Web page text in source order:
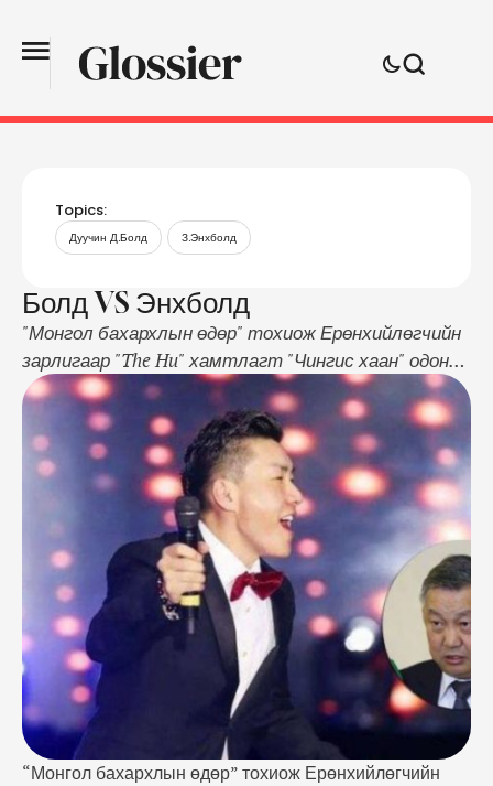
Topics:
Дуучин Д.Болд З.Энхболд
Болд VS Энхболд
"Монгол бахархлын өдөр" тохиож Ерөнхийлөгчийн
зарлигаар "The Hu" хамтлагт "Чингис хаан" одонг
гардуулсан билээ. Энэ баярт үйл явдалтай
холбогдуулан ЕТГ-ын дарга З.Энхболд твиттер
хуудсандаа "K-попийг дууриасан Монгол-поп ямар ч
амжилт олоогүй" хэмээн жиргэсэн нь Төрийн
соёрхолт дуучин Д.Болдын ундууцлыг хүргэсэн
бололтой. Тэрбээр үүний хариуд З.Энхболдод
хандан "Миний хийсэн бүтээснийг та хэмжихгүй
ээ. Таныг жаахан байхад …
“Монгол бахархлын өдөр” тохиож Ерөнхийлөгчийн